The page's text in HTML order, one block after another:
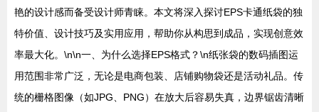
艳的设计感而备受设计师青睐。本文将深入探讨EPS卡通纸袋的独
特价值、设计技巧及实用应用，帮助你从构思到成品，实现创意效
率最大化。\n\n一、为什么选择EPS格式？\n纸张袋的数码插图运
用范围非常广泛，无论是电商包装、店铺购物袋还是活动礼品。传
统的栅格图像（如JPG、PNG）在放大后容易失真，边界锯齿清晰